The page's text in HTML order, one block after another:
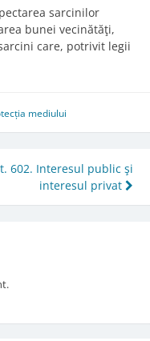
sarcinilor
bunei vecinătăţi,
care, potrivit legii
mediului
602. Interesul public şi
interesul privat